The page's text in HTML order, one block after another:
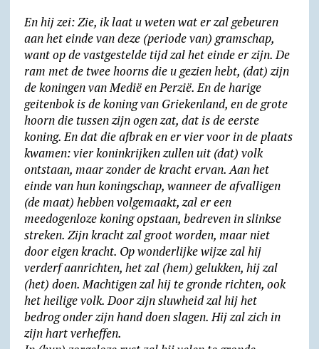
En hij zei: Zie, ik laat u weten wat er zal gebeuren
aan het einde van deze (periode van) gramschap,
want op de vastgestelde tijd zal het einde er zijn. De
ram met de twee hoorns die u gezien hebt, (dat) zijn
de koningen van Medië en Perzië. En de harige
geitenbok is de koning van Griekenland, en de grote
hoorn die tussen zijn ogen zat, dat is de eerste
koning. En dat die afbrak en er vier voor in de plaats
kwamen: vier koninkrijken zullen uit (dat) volk
ontstaan, maar zonder de kracht ervan. Aan het
einde van hun koningschap, wanneer de afvalligen
(de maat) hebben volgemaakt, zal er een
meedogenloze koning opstaan, bedreven in slinkse
streken. Zijn kracht zal groot worden, maar niet
door eigen kracht. Op wonderlijke wijze zal hij
verderf aanrichten, het zal (hem) gelukken, hij zal
(het) doen. Machtigen zal hij te gronde richten, ook
het heilige volk. Door zijn sluwheid zal hij het
bedrog onder zijn hand doen slagen. Hij zal zich in
zijn hart verheffen.